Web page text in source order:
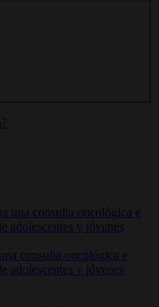
consulta oncológica e
adolescentes y jóvenes